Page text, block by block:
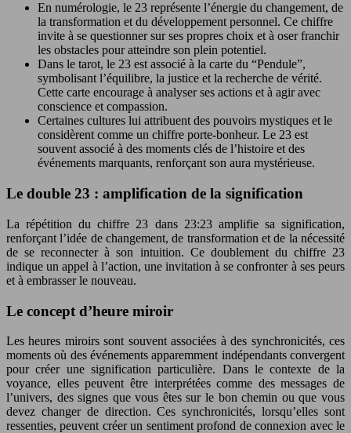
En numérologie, le 23 représente l’énergie du changement, de
la transformation et du développement personnel. Ce chiffre
invite à se questionner sur ses propres choix et à oser franchir
les obstacles pour atteindre son plein potentiel.
Dans le tarot, le 23 est associé à la carte du “Pendule”,
symbolisant l’équilibre, la justice et la recherche de vérité.
Cette carte encourage à analyser ses actions et à agir avec
conscience et compassion.
Certaines cultures lui attribuent des pouvoirs mystiques et le
considèrent comme un chiffre porte-bonheur. Le 23 est
souvent associé à des moments clés de l’histoire et des
événements marquants, renforçant son aura mystérieuse.
Le double 23 : amplification de la signification
La répétition du chiffre 23 dans 23:23 amplifie sa signification,
renforçant l’idée de changement, de transformation et de la nécessité
de se reconnecter à son intuition. Ce doublement du chiffre 23
indique un appel à l’action, une invitation à se confronter à ses peurs
et à embrasser le nouveau.
Le concept d’heure miroir
Les heures miroirs sont souvent associées à des synchronicités, ces
moments où des événements apparemment indépendants convergent
pour créer une signification particulière. Dans le contexte de la
voyance, elles peuvent être interprétées comme des messages de
l’univers, des signes que vous êtes sur le bon chemin ou que vous
devez changer de direction. Ces synchronicités, lorsqu’elles sont
ressenties, peuvent créer un sentiment profond de connexion avec le